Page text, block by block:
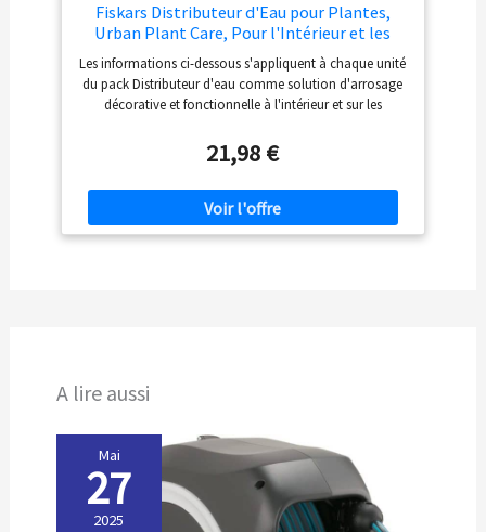
Fiskars Distributeur d'Eau pour Plantes,
Urban Plant Care, Pour l'Intérieur et les
Balcons, 350 ml, Jusqu'à 5 Jours d'Arrosage
Continu, 6,4 x 25 cm, Céramique/Plastique,
Vert Foncé, 1075380 (Lot de 2)
Les informations ci-dessous s'appliquent à chaque unité
du pack Distributeur d'eau comme solution d'arrosage
décorative et fonctionnelle à l'intérieur et sur les
fleurs pendant une absence ou un voyage Diffusion de
l'eau par de fins pores dans le cône en céramique,
Réservoir de 350 ml pour un arrosage continu jusqu'à 5
jours (selon le type de sol, lumière, humidité, taille du
pot, drainage) Récipient transparent et couvercle à
Care, Pour l'intérieur et les balcons, 350 ml, Dimensions
1075380
21,98 €
A lire aussi
Mai
27
2025